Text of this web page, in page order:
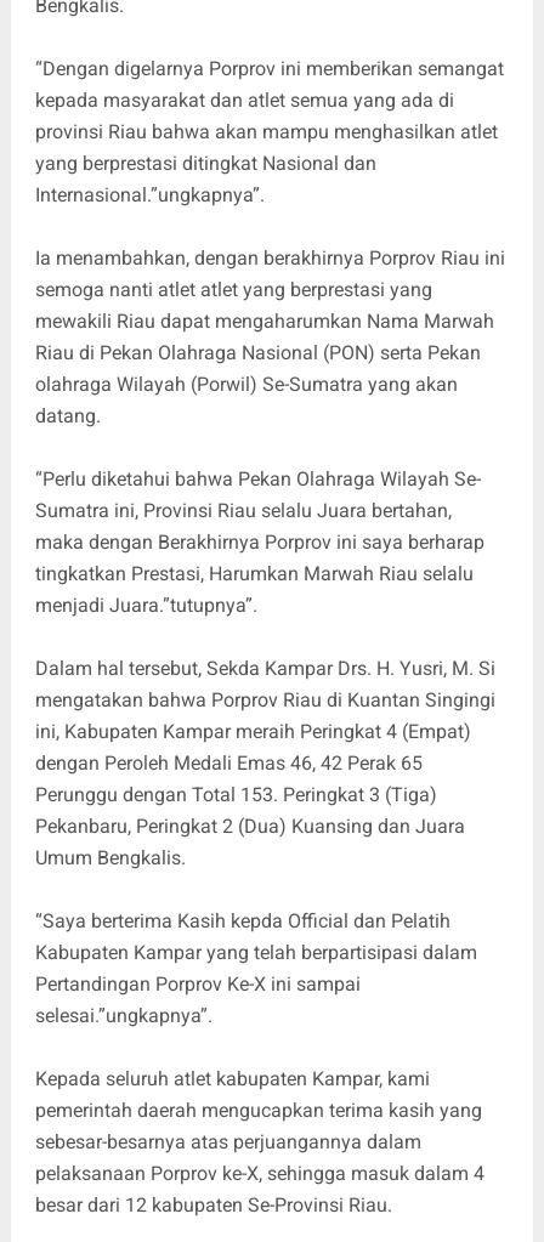
Bengkalis.
“Dengan digelarnya Porprov ini memberikan semangat
kepada masyarakat dan atlet semua yang ada di
provinsi Riau bahwa akan mampu menghasilkan atlet
yang berprestasi ditingkat Nasional dan
Internasional.”ungkapnya”.
Ia menambahkan, dengan berakhirnya Porprov Riau ini
semoga nanti atlet atlet yang berprestasi yang
mewakili Riau dapat mengaharumkan Nama Marwah
Riau di Pekan Olahraga Nasional (PON) serta Pekan
olahraga Wilayah (Porwil) Se-Sumatra yang akan
datang.
“Perlu diketahui bahwa Pekan Olahraga Wilayah Se-
Sumatra ini, Provinsi Riau selalu Juara bertahan,
maka dengan Berakhirnya Porprov ini saya berharap
tingkatkan Prestasi, Harumkan Marwah Riau selalu
menjadi Juara.”tutupnya”.
Dalam hal tersebut, Sekda Kampar Drs. H. Yusri, M. Si
mengatakan bahwa Porprov Riau di Kuantan Singingi
ini, Kabupaten Kampar meraih Peringkat 4 (Empat)
dengan Peroleh Medali Emas 46, 42 Perak 65
Perunggu dengan Total 153. Peringkat 3 (Tiga)
Pekanbaru, Peringkat 2 (Dua) Kuansing dan Juara
Umum Bengkalis.
“Saya berterima Kasih kepda Official dan Pelatih
Kabupaten Kampar yang telah berpartisipasi dalam
Pertandingan Porprov Ke-X ini sampai
selesai.”ungkapnya”.
Kepada seluruh atlet kabupaten Kampar, kami
pemerintah daerah mengucapkan terima kasih yang
sebesar-besarnya atas perjuangannya dalam
pelaksanaan Porprov ke-X, sehingga masuk dalam 4
besar dari 12 kabupaten Se-Provinsi Riau.